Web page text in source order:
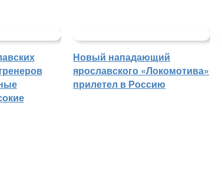
Новый нападающий
ярославского «Локомотива»
прилетел в Россию